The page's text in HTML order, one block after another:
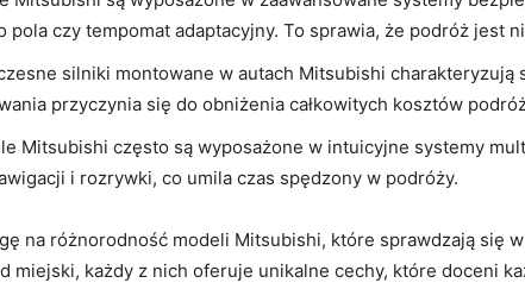
pola czy tempomat adaptacyjny. To sprawia, że podróż jest
silniki montowane w autach Mitsubishi
przyczynia się do obniżenia całkowitych kosztów
Mitsubishi często są wyposażone w intuicyjne systemy
i rozrywki, co umila czas spędzony w podróży.
na różnorodność modeli Mitsubishi, które sprawdzają się
miejski, każdy z nich oferuje unikalne cechy, które doceni